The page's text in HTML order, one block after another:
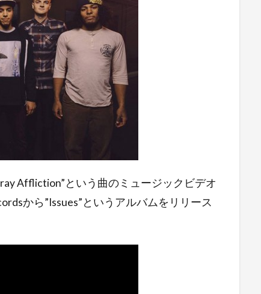
Affliction”という曲のミュージックビデオ
から”Issues”というアルバムをリリース